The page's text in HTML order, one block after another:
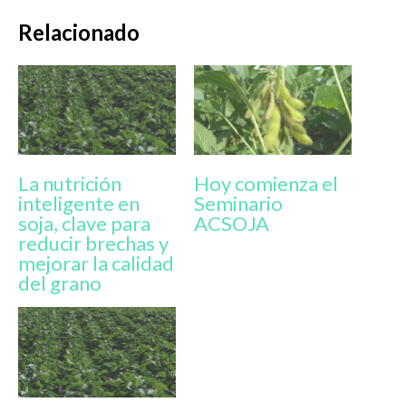
Relacionado
La nutrición
inteligente en
soja, clave para
reducir brechas y
mejorar la calidad
del grano
Hoy comienza el
Seminario
ACSOJA